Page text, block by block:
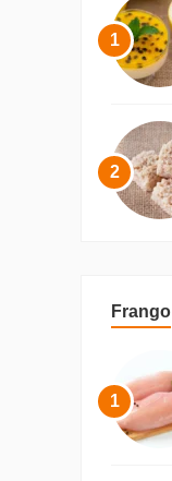
1
2
Frango
1